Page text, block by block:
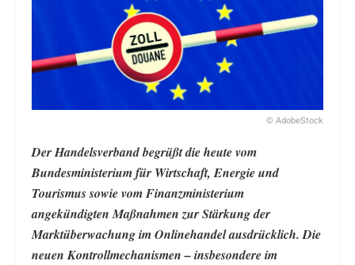
© AdobeStock
Der Handelsverband begrüßt die heute vom
Bundesministerium für Wirtschaft, Energie und
Tourismus sowie vom Finanzministerium
angekündigten Maßnahmen zur Stärkung der
Marktüberwachung im Onlinehandel ausdrücklich. Die
neuen Kontrollmechanismen – insbesondere im